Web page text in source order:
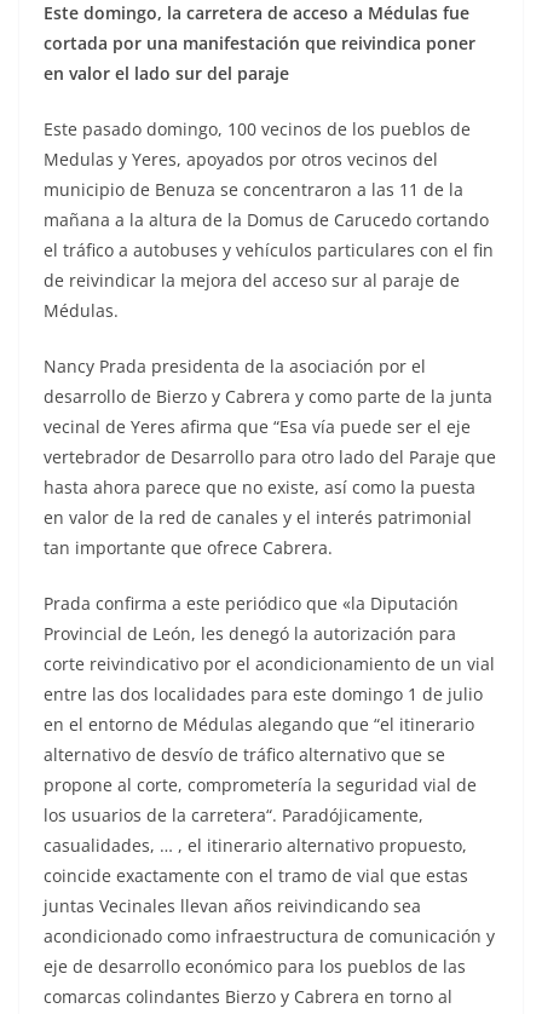
Este domingo, la carretera de acceso a Médulas fue
cortada por una manifestación que reivindica poner
en valor el lado sur del paraje
Este pasado domingo, 100 vecinos de los pueblos de
Medulas y Yeres, apoyados por otros vecinos del
municipio de Benuza se concentraron a las 11 de la
mañana a la altura de la Domus de Carucedo cortando
el tráfico a autobuses y vehículos particulares con el fin
de reivindicar la mejora del acceso sur al paraje de
Médulas.
Nancy Prada presidenta de la asociación por el
desarrollo de Bierzo y Cabrera y como parte de la junta
vecinal de Yeres afirma que “Esa vía puede ser el eje
vertebrador de Desarrollo para otro lado del Paraje que
hasta ahora parece que no existe, así como la puesta
en valor de la red de canales y el interés patrimonial
tan importante que ofrece Cabrera.
Prada confirma a este periódico que «la Diputación
Provincial de León, les denegó la autorización para
corte reivindicativo por el acondicionamiento de un vial
entre las dos localidades para este domingo 1 de julio
en el entorno de Médulas alegando que “el itinerario
alternativo de desvío de tráfico alternativo que se
propone al corte, comprometería la seguridad vial de
los usuarios de la carretera“. Paradójicamente,
casualidades, … , el itinerario alternativo propuesto,
coincide exactamente con el tramo de vial que estas
juntas Vecinales llevan años reivindicando sea
acondicionado como infraestructura de comunicación y
eje de desarrollo económico para los pueblos de las
comarcas colindantes Bierzo y Cabrera en torno al